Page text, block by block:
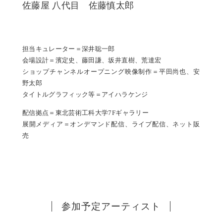
佐藤屋 八代目 佐藤慎太郎
担当キュレーター＝深井聡一郎
会場設計＝濱定史、藤田謙、坂井直樹、荒達宏
ショップチャンネルオープニング映像制作＝平田尚也、安
野太郎
タイトルグラフィック等＝アイハラケンジ
配信拠点＝東北芸術工科大学7Fギャラリー
展開メディア＝オンデマンド配信、ライブ配信、ネット販
売
参加予定アーティスト